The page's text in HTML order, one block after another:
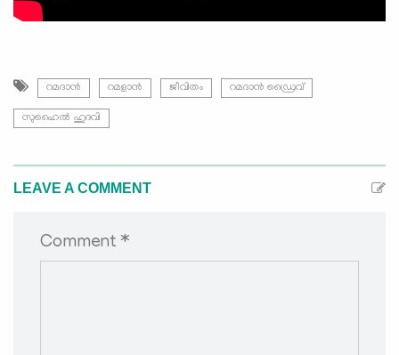
റമദാന്‍ റമളാന്‍ ജീവിതം റമദാന്‍ ഡ്രൈവ്
സുഹൈല്‍ ഹുദവി
LEAVE A COMMENT
Comment *